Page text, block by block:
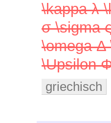
\kappa λ
σ \sigma
\omega
\Upsilon
griechisch